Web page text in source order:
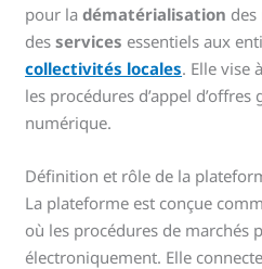
pour ladématérialisation
desservices essentiels aux
collectivités locales. Elle vise
les procédures d’appel
numérique.
Définition et rôle de la
La plateforme est conçue
où les procédures de marchés
électroniquement. Elle connecte